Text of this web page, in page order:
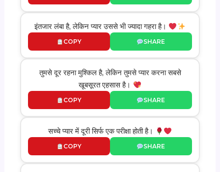
इंतजार लंबा है, लेकिन प्यार उससे भी ज्यादा गहरा है।
COPY SHARE
तुमसे दूर रहना मुश्किल है, लेकिन तुमसे प्यार करना सबसे
खूबसूरत एहसास है।
COPY SHARE
सच्चे प्यार में दूरी सिर्फ एक परीक्षा होती है।
COPY SHARE